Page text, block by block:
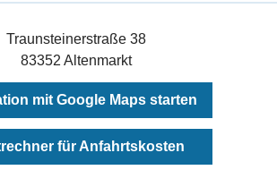
Traunsteinerstraße 38
83352 Altenmarkt
mit Google Maps starten
für Anfahrtskosten